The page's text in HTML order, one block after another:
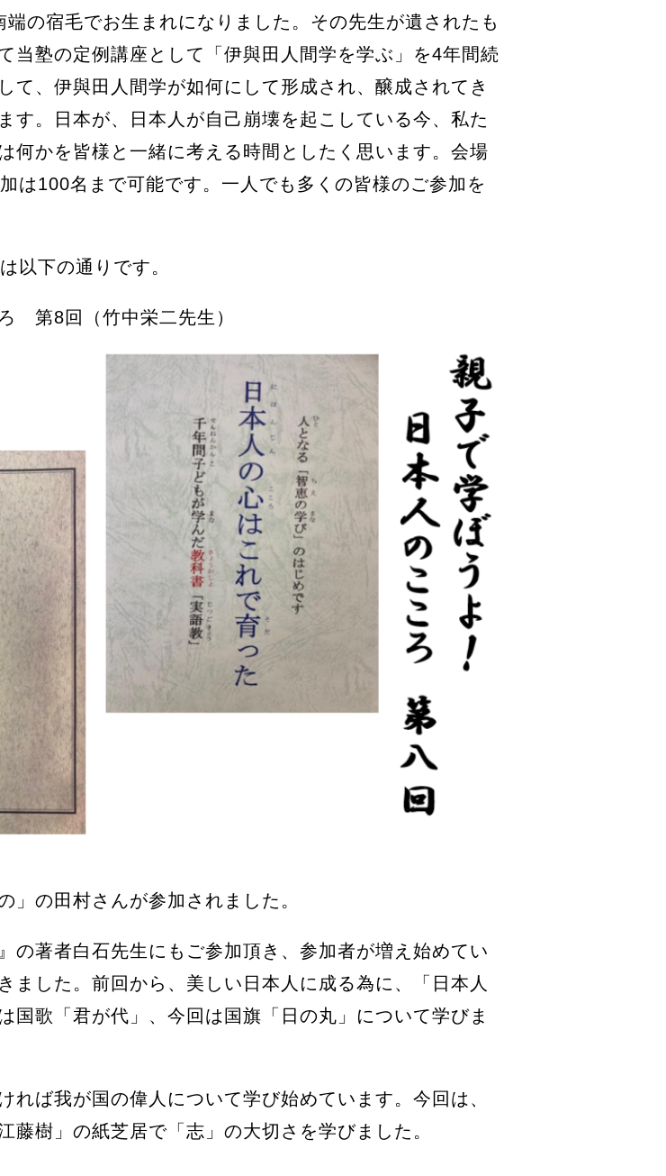
の宿毛でお生まれになりました。その先生が遺されたも
当塾の定例講座として「伊與田人間学を学ぶ」を4年間続
て、伊與田人間学が如何にして形成され、醸成されてき
す。日本が、日本人が自己崩壊を起こしている今、私た
何かを皆様と一緒に考える時間としたく思います。会場
は100名まで可能です。一人でも多くの皆様のご参加を
以下の通りです。
第8回（竹中栄二先生）
の田村さんが参加されました。
著者白石先生にもご参加頂き、参加者が増え始めてい
ました。前回から、美しい日本人に成る為に、「日本人
国歌「君が代」、今回は国旗「日の丸」について学びま
れば我が国の偉人について学び始めています。今回は、
藤樹」の紙芝居で「志」の大切さを学びました。